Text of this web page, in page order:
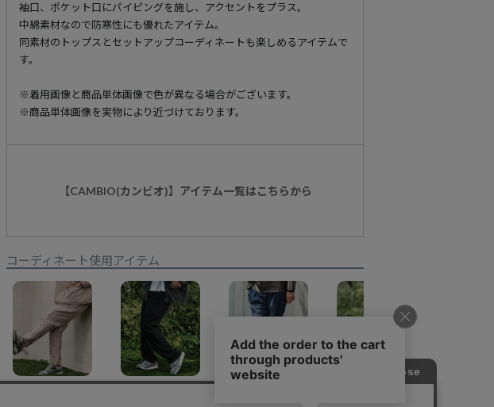
袖口、ポケット口にパイピングを施し、アクセントをプラス。
中綿素材なので防寒性にも優れたアイテム。
同素材のトップスとセットアップコーディネートも楽しめるアイテムで
す。
※着用画像と商品単体画像で色が異なる場合がございます。
※商品単体画像を実物により近づけております。
【CAMBIO(カンビオ)】アイテム一覧はこちらから
コーディネート使用アイテム
【CAMBIO(カンビオ)】オニオンキルトパンツ(CMB-R0166) 【CAMBIO(カンビオ)】Semi Flare Silhouette Sweat Pants スウェットパンツ(A50725cmb) 【CAMBIO(カンビオ)】Sheep Like Boa Synthetic Leather Side Zip Jogger Pants レザージョガーパンツ(MIU-252-021)